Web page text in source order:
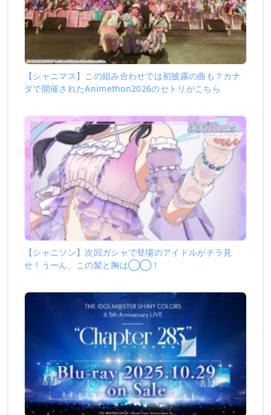
【シャニマス】この組み合わせでは初披露の曲も？カナ
ダで開催されたAnimethon2026のセトリがこちら
【シャニソン】次回ガシャで登場のアイドルがチラ見
せ！うーん、この髪と胸は◯◯！